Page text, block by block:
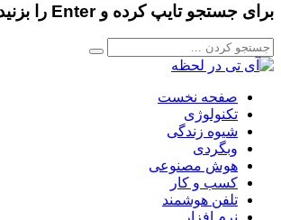
برای جستجو تایپ کرده و Enter را بزنید
صفحه نخست
تکنولوژی
شیوه زندگی
وبگردی
هوش مصنوعی
کسب و کار
تلفن هوشمند